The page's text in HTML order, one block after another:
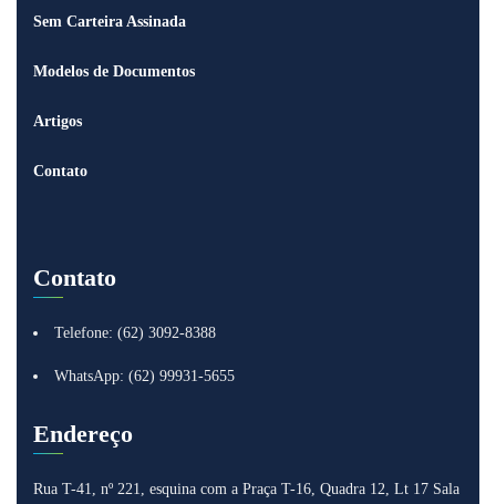
Sem Carteira Assinada
Modelos de Documentos
Artigos
Contato
Contato
Telefone: (62) 3092-8388
WhatsApp: (62) 99931-5655
Endereço
Rua T-41, nº 221, esquina com a Praça T-16, Quadra 12, Lt 17 Sala